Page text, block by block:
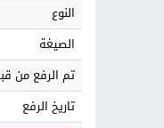
النوع
الصيغة
تم الرفع من
تاريخ الرفع